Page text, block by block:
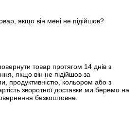
якщо він мені не підійшов?
товар протягом 14 днів з
якщо він не підійшов за
продуктивністю, кольором або з
зворотної доставки ми беремо на
безкоштовне.